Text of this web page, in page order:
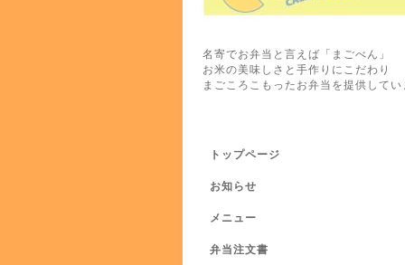
名寄でお弁当と言えば「まごべん」
お米の美味しさと手作りにこだわり
まごころこもったお弁当を提供して
トップページ
お知らせ
メニュー
弁当注文書